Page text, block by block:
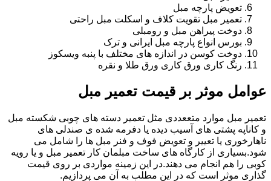
تعویض پارچه مبل
تعمیر مبل تقویت کلاف و اسکلت مبل راحتی
دوخت پیراهن مبل و رومبلی
بورس انواع پارچه مبل ایرانی و ترک
دوخت کوسن در اندازه های مختلف با پنبه ویسکوز
رنگ کاری ورق کاری ورق طلا و نقره
عوامل موثر بر قیمت تعمیر مبل
تعمیر مبل موارد متععددی مثل تعمیر دسته های چوبی شکسته مبل
و کاناپه پشتی های آسیب دیده یا دفرمه شده ی صندلی های
ناهارخوری یا تعییر و تعویض فوف و فنر مبل ها را شامل می
شود.بسیاری از کارگاه های ساخت مبلمان کار تعمیر مبل و یا رویه
کوبی را هم انجام می دهند.در این زمینه مواردی بر روی قیمت
گذاری موثر است که در این مطلب به آن می پردازیم.